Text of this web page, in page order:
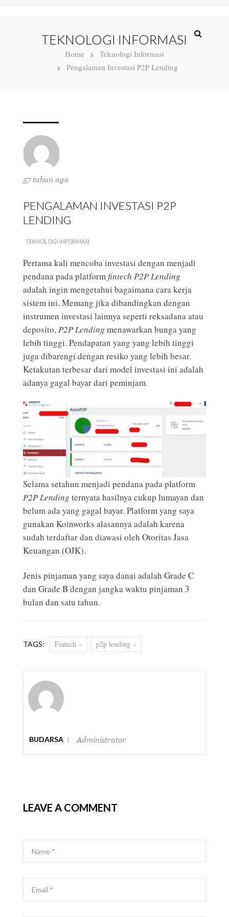
TEKNOLOGI INFORMASI
Home
Teknologi Informasi
Pengalaman Investasi P2P Lending
57 tahun ago
PENGALAMAN INVESTASI P2P
LENDING
TEKNOLOGI INFORMASI
Pertama kali mencoba investasi dengan menjadi
pendana pada platformfintech P2P Lending
adalah ingin mengetahui bagaimana cara kerja
sistem ini. Memang jika dibandingkan dengan
instrumen investasi lainnya seperti reksadana atau
deposito,P2P Lending menawarkan bunga yang
lebih tinggi. Pendapatan yang yang lebih tinggi
juga dibarengi dengan resiko yang lebih besar.
Ketakutan terbesar dari model investasi ini adalah
adanya gagal bayar dari peminjam.
Selama setahun menjadi pendana pada platform
P2P Lending ternyata hasilnya cukup lumayan dan
belum ada yang gagal bayar. Platform yang saya
gunakan Koinworks alasannya adalah karena
sudah terdaftar dan diawasi oleh Otoritas Jasa
Keuangan (OJK).
Jenis pinjaman yang saya danai adalah Grade C
dan Grade B dengan jangka waktu pinjaman 3
bulan dan satu tahun.
TAGS: Fintech p2p lending
BUDARSA Administrator
LEAVE A COMMENT